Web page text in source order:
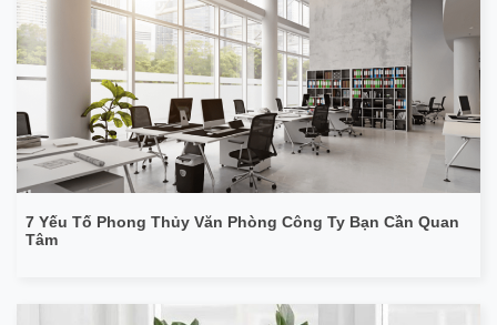
7 Yếu Tố Phong Thủy Văn Phòng Công Ty Bạn Cần Quan
Tâm